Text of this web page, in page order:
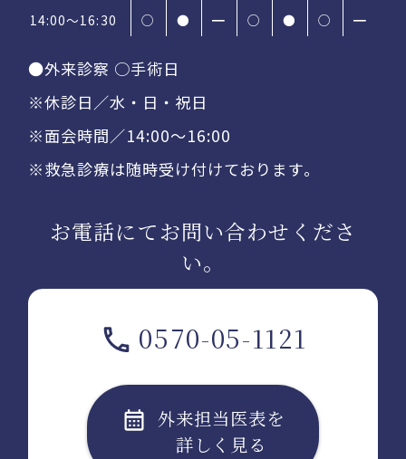
14:00〜16:30
○ ● ━ ○ ● ○ ━
●外来診察 ○手術日
※休診日／水・日・祝日
※面会時間／14:00〜16:00
※救急診療は随時受け付けております。
お電話にてお問い合わせくださ
い。
0570-05-1121
外来担当医表を
詳しく見る